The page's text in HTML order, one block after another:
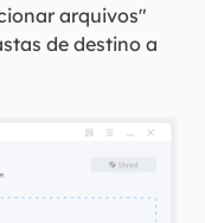
arquivos"
de destino a